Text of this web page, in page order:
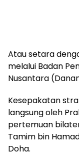
Atau setara
melalui Badan
Nusantara
Kesepakatan
langsung oleh
pertemuan
Tamim bin
Doha.